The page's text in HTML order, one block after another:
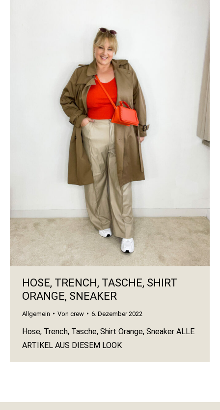
HOSE, TRENCH, TASCHE, SHIRT
ORANGE, SNEAKER
Allgemein Von crew 6. Dezember 2022
Hose, Trench, Tasche, Shirt Orange, Sneaker ALLE
ARTIKEL AUS DIESEM LOOK